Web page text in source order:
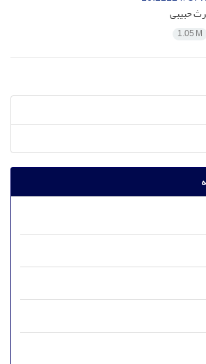
حبیبی
1.05 M